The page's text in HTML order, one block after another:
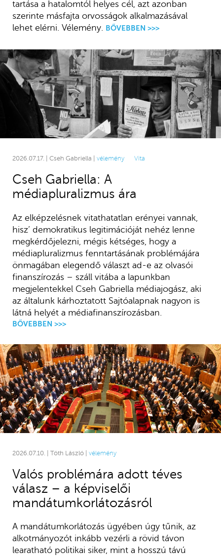
tartása a hatalomtól helyes cél, azt azonban
szerinte másfajta orvosságok alkalmazásával
lehet elérni. Vélemény. BŐVEBBEN >>>
2026.07.17. | Cseh Gabriella | vélemény Vita
Cseh Gabriella: A
médiapluralizmus ára
Az elképzelésnek vitathatatlan erényei vannak,
hisz’ demokratikus legitimációját nehéz lenne
megkérdőjelezni, mégis kétséges, hogy a
médiapluralizmus fenntartásának problémájára
önmagában elegendő választ ad-e az olvasói
finanszírozás – száll vitába a lapunkban
megjelentekkel Cseh Gabriella médiajogász, aki
az általunk kárhoztatott Sajtóalapnak nagyon is
látná helyét a médiafinanszírozásban.
BŐVEBBEN >>>
2026.07.10. | Tóth László | vélemény
Valós problémára adott téves
válasz – a képviselői
mandátumkorlátozásról
A mandátumkorlátozás ügyében úgy tűnik, az
alkotmányozót inkább vezérli a rövid távon
learatható politikai siker, mint a hosszú távú